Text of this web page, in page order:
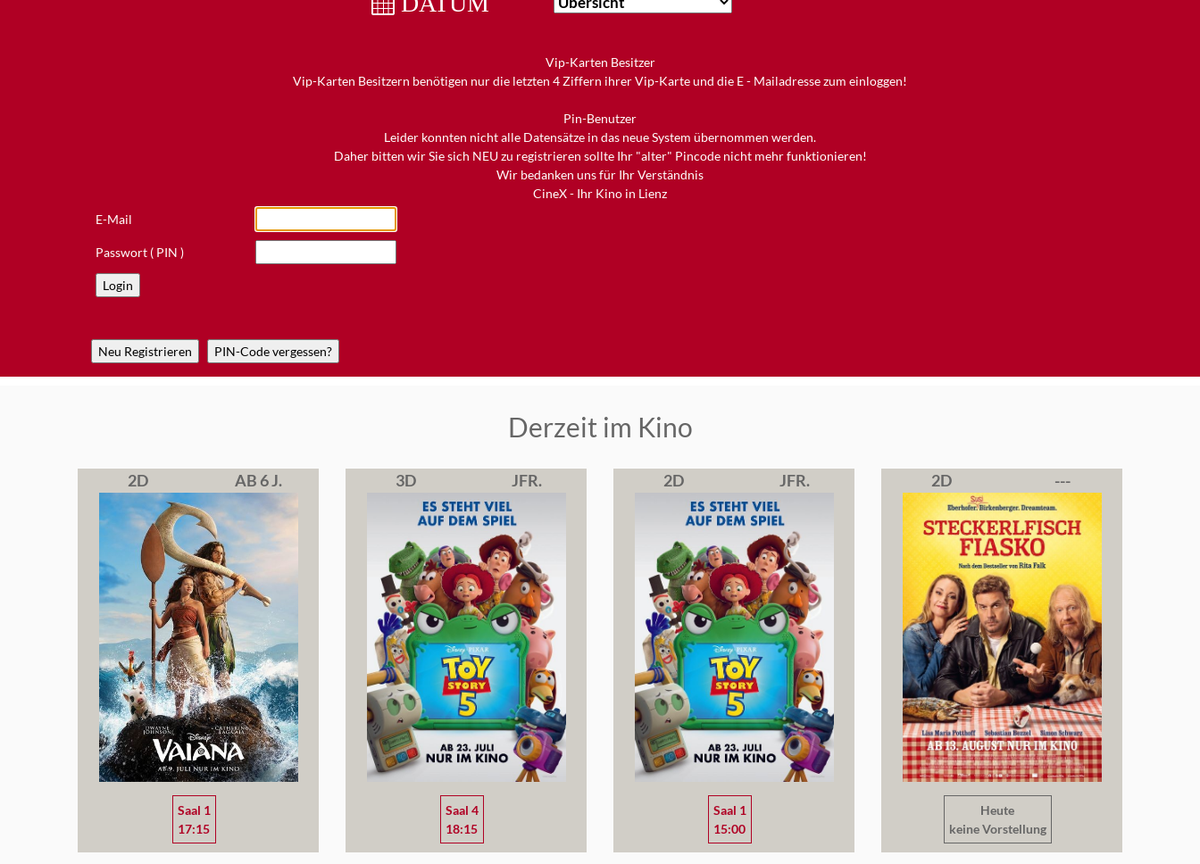
Vip-Karten Besitzer
Vip-Karten Besitzern benötigen nur die letzten 4 Ziffern ihrer Vip-Karte und die E - Mailadresse zum einloggen!
Pin-Benutzer
Leider konnten nicht alle Datensätze in das neue System übernommen werden.
Daher bitten wir Sie sich NEU zu registrieren sollte Ihr "alter" Pincode nicht mehr funktionieren!
Wir bedanken uns für Ihr Verständnis
CineX - Ihr Kino in Lienz
E-Mail
Passwort ( PIN )
Derzeit im Kino
2D AB 6 J.
Saal 1
17:15
3D JFR.
Saal 4
18:15
2D JFR.
Saal 1
15:00
2D ---
Heute
keine Vorstellung